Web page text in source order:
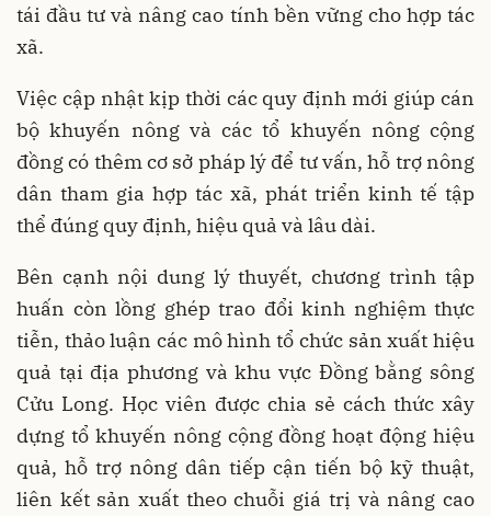
tái đầu tư và nâng cao tính bền vững cho hợp tác
xã.
Việc cập nhật kịp thời các quy định mới giúp cán
bộ khuyến nông và các tổ khuyến nông cộng
đồng có thêm cơ sở pháp lý để tư vấn, hỗ trợ nông
dân tham gia hợp tác xã, phát triển kinh tế tập
thể đúng quy định, hiệu quả và lâu dài.
Bên cạnh nội dung lý thuyết, chương trình tập
huấn còn lồng ghép trao đổi kinh nghiệm thực
tiễn, thảo luận các mô hình tổ chức sản xuất hiệu
quả tại địa phương và khu vực Đồng bằng sông
Cửu Long. Học viên được chia sẻ cách thức xây
dựng tổ khuyến nông cộng đồng hoạt động hiệu
quả, hỗ trợ nông dân tiếp cận tiến bộ kỹ thuật,
liên kết sản xuất theo chuỗi giá trị và nâng cao